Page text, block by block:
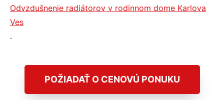
Odvzdušnenie radiátorov v rodinnom dome Karlova
Ves
.
POŽIADAŤ O CENOVÚ PONUKU